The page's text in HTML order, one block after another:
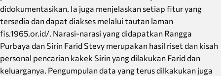
didokumentasikan. Ia juga menjelaskan setiap fitur yang
tersedia dan dapat diakses melalui tautan laman
fis.1965.or.id/. Narasi-narasi yang didapatkan Rangga
Purbaya dan Sirin Farid Stevy merupakan hasil riset dan kisah
personal pencarian kakek Sirin yang dilakukan Farid dan
keluarganya. Pengumpulan data yang terus dilkakukan juga